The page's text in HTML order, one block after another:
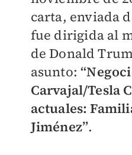
carta, enviada
fue dirigida al
de Donald
asunto:
Carvajal/Tesla
actuales:
Jiménez”.